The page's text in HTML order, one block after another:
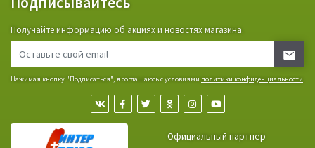
Получайте информацию об акциях и новостях магазина.
Нажимая кнопку "Подписаться", я соглашаюсь с условиями политики конфиденциальности
Официальный партнер